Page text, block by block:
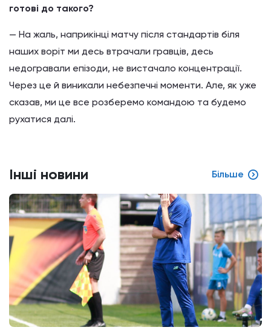
готові до такого?
— На жаль, наприкінці матчу після стандартів біля
наших воріт ми десь втрачали гравців, десь
недогравали епізоди, не вистачало концентрації.
Через це й виникали небезпечні моменти. Але, як уже
сказав, ми це все розберемо командою та будемо
рухатися далі.
Інші новини Більше